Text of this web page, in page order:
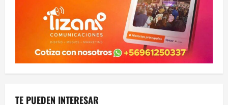
TE PUEDEN INTERESAR